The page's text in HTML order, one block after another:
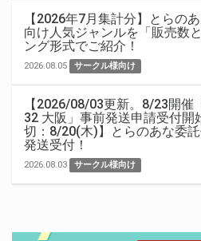
【2026年7月集計分】とらの
向け人気ジャンルを「販売数
ング形式でご紹介！
2026.08.05 サークル様向け
【2026/08/03更新。8/23開催
32 大阪」事前発送申請受付開
切：8/20(木)】とらのあな委
発送受付！
2026.08.03 サークル様向け